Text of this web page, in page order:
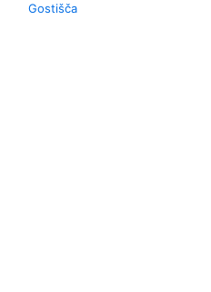
Gostišča